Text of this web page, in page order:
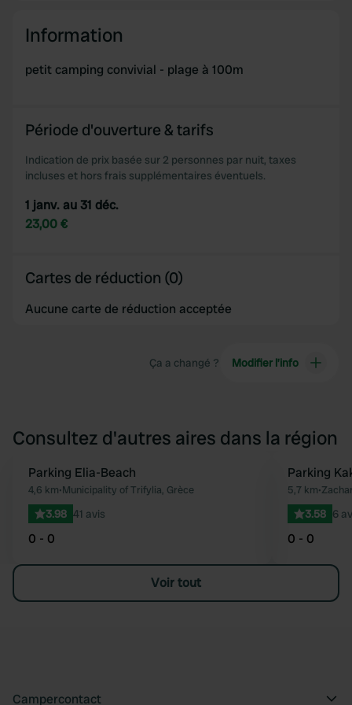
Information
petit camping convivial - plage à 100m
Période d'ouverture & tarifs
Indication de prix basée sur 2 personnes par nuit, taxes
incluses et hors frais supplémentaires éventuels.
1 janv. au 31 déc.
23,00 €
Cartes de réduction (0)
Aucune carte de réduction acceptée
Ça a changé ? Modifier l’info
Consultez d'autres aires dans la région
Préféré
Parking Elia-Beach
4,6 km•Municipality of Trifylia, Grèce
3.98 41 avis
0 - 0
Parking
5,7 km•
3.58 6
0 - 0
Voir tout
Campercontact